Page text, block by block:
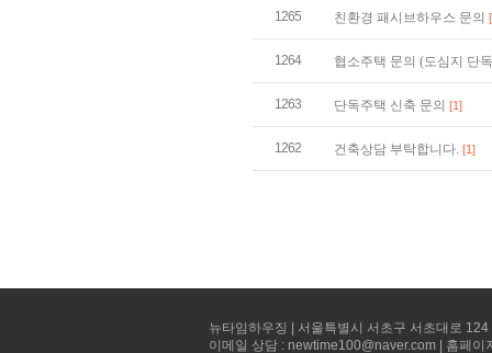
1265 친환경 패시브하우스 문의
1264 협소주택 문의 (도심지 단
1263 단독주택 신축 문의 [1]
1262 건축상담 부탁합니다. [1]
뉴타임하우징 | 서울특별시 서초구 서초대로
이메일 상담 : newtime100@naver.com | 홈페